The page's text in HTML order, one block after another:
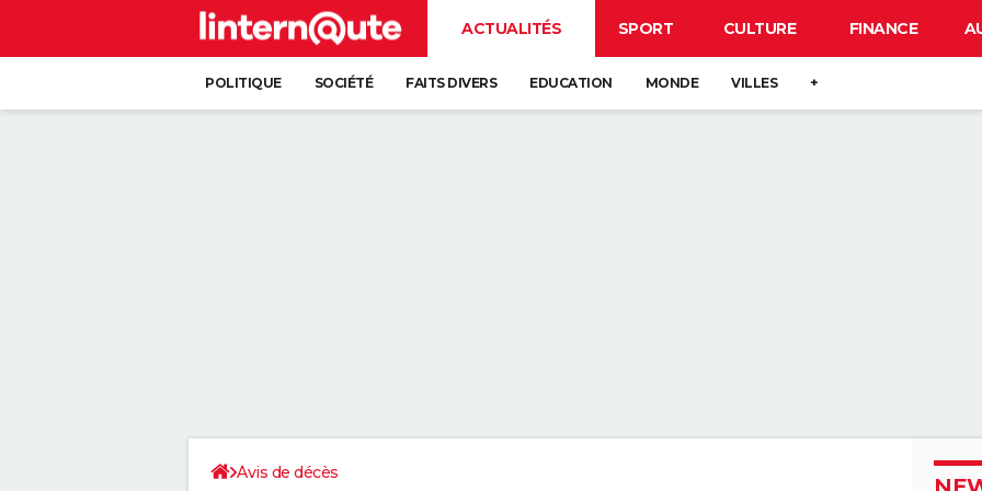
ACTUALITÉS SPORT CULTURE FINANCE
POLITIQUE SOCIÉTÉ FAITS DIVERS EDUCATION MONDE VILLES +
Avis de décès